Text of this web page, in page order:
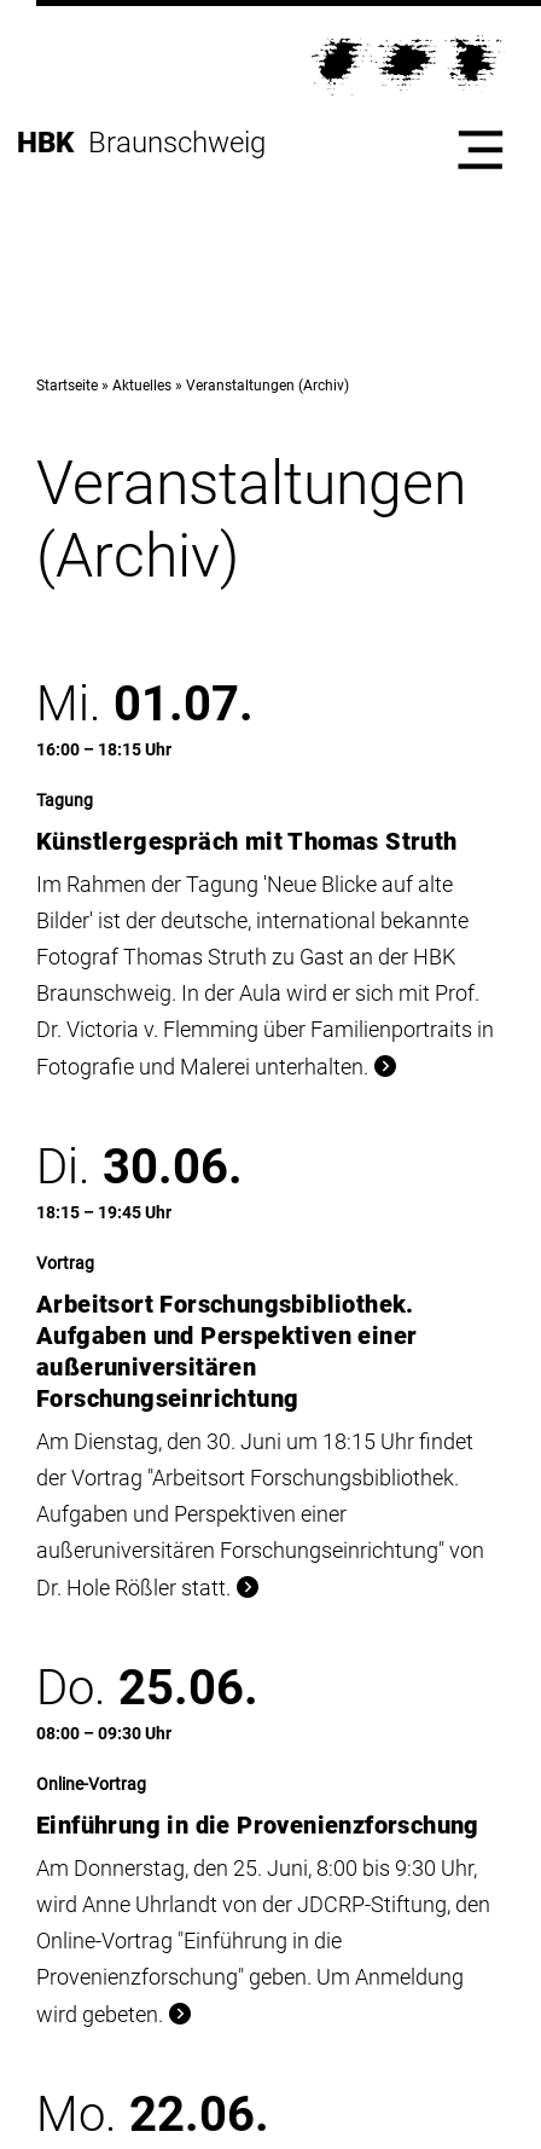
Inhalt
zur
Direkt
HBK Braunschweig
Hochschule
Studium
Institute
Infrastruktur
meinstudium
Startseite Aktuelles Veranstaltungen (Archiv)
Veranstaltungen
(Archiv)
Mi. 01.07.
16:00 – 18:15 Uhr
Tagung
Künstlergespräch mit Thomas Struth
Im Rahmen der Tagung 'Neue Blicke auf alte
Bilder' ist der deutsche, international bekannte
Fotograf Thomas Struth zu Gast an der HBK
Braunschweig. In der Aula wird er sich mit Prof.
Dr. Victoria v. Flemming über Familienportraits in
Fotografie und Malerei unterhalten.
Di. 30.06.
18:15 – 19:45 Uhr
Vortrag
Arbeitsort Forschungsbibliothek.
Aufgaben und Perspektiven einer
außeruniversitären
Forschungseinrichtung
Am Dienstag, den 30. Juni um 18:15 Uhr findet
der Vortrag "Arbeitsort Forschungsbibliothek.
Aufgaben und Perspektiven einer
außeruniversitären Forschungseinrichtung" von
Dr. Hole Rößler statt.
Do. 25.06.
08:00 – 09:30 Uhr
Online-Vortrag
Einführung in die Provenienzforschung
Am Donnerstag, den 25. Juni, 8:00 bis 9:30 Uhr,
wird Anne Uhrlandt von der JDCRP-Stiftung, den
Online-Vortrag "Einführung in die
Provenienzforschung" geben. Um Anmeldung
wird gebeten.
Mo. 22.06.